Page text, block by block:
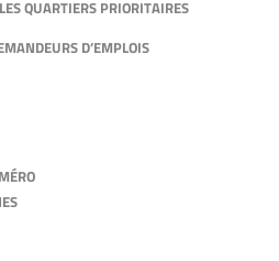
QUARTIERS PRIORITAIRES
D’EMPLOIS